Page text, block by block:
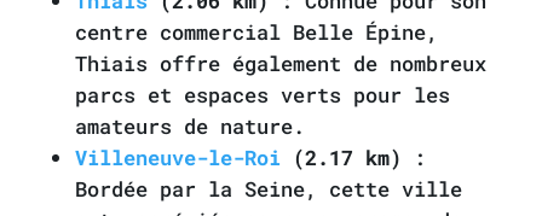
centre commercial Belle Épine,
Thiais offre également de nombreux
parcs et espaces verts pour les
amateurs de nature.
Villeneuve-le-Roi (2.17 km) :
Bordée par la Seine, cette ville